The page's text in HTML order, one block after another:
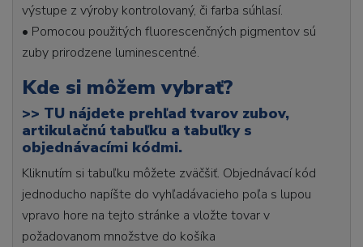
výstupe z výroby kontrolovaný, či farba súhlasí.
• Pomocou použitých fluorescenčných pigmentov sú
zuby prirodzene luminescentné.
Kde si môžem vybrať?
>> TU nájdete prehľad tvarov zubov,
artikulačnú tabuľku a tabuľky s
objednávacími kódmi.
Kliknutím si tabuľku môžete zväčšiť. Objednávací kód
jednoducho napíšte do vyhľadávacieho poľa s lupou
vpravo hore na tejto stránke a vložte tovar v
požadovanom množstve do košíka